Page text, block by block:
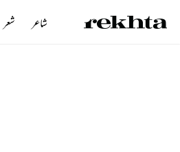
شاعر شعر